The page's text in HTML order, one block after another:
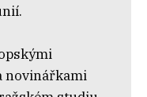
novinářkami